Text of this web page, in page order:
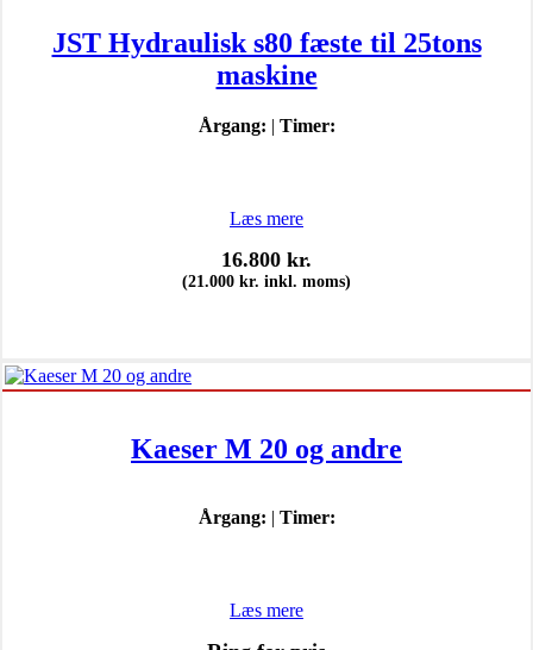
JST Hydraulisk s80 fæste til 25tons
maskine
Årgang: | Timer:
Læs mere
16.800 kr.
(21.000 kr. inkl. moms)
Kaeser M 20 og andre
Årgang: | Timer:
Læs mere